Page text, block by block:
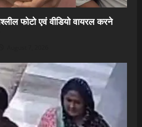
फोटो एवं वीडियो वायरल करने